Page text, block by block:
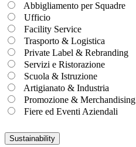
Abbigliamento per Squadre
Ufficio
Facility Service
Trasporto & Logistica
Private Label & Rebranding
Servizi e Ristorazione
Scuola & Istruzione
Artigianato & Industria
Promozione & Merchandising
Fiere ed Eventi Aziendali
Sustainability